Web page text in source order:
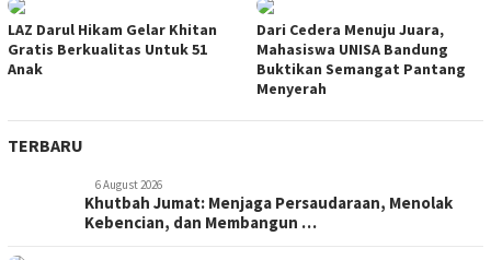
LAZ Darul Hikam Gelar Khitan
Gratis Berkualitas Untuk 51
Anak
Dari Cedera Menuju Juara,
Mahasiswa UNISA Bandung
Buktikan Semangat Pantang
Menyerah
TERBARU
6 August 2026
Khutbah Jumat: Menjaga Persaudaraan, Menolak
Kebencian, dan Membangun …